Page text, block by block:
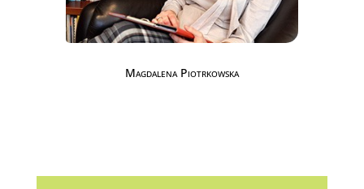
Magdalena Piotrkowska